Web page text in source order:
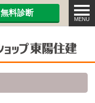
メ
ニ
ュ
MENU
無料診断